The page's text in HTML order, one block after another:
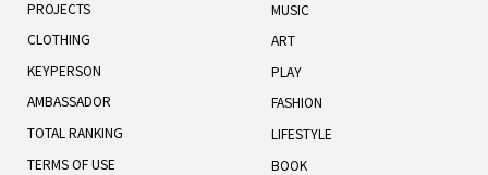
PROJECTS
CLOTHING
KEYPERSON
AMBASSADOR
TOTAL RANKING
TERMS OF USE
MUSIC
ART
PLAY
FASHION
LIFESTYLE
BOOK